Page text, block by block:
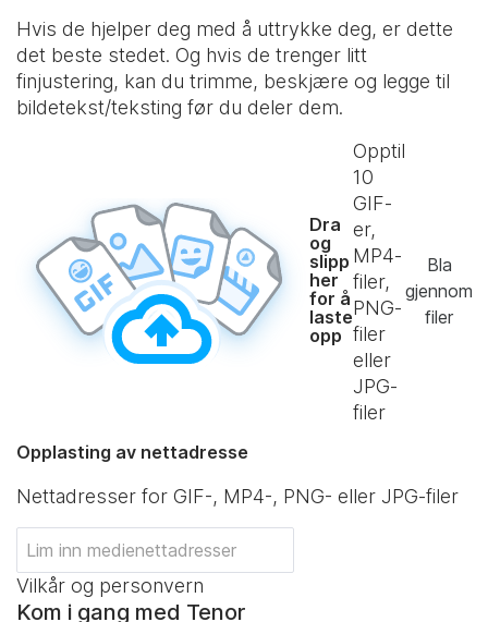
Hvis de hjelper deg med å uttrykke deg, er dette
det beste stedet. Og hvis de trenger litt
finjustering, kan du trimme, beskjære og legge til
bildetekst/teksting før du deler dem.
Dra
og
slipp
her
for å
laste
opp
Opptil
10
GIF-
er,
MP4-
filer,
PNG-
filer
eller
JPG-
filer
Bla
gjennom
filer
Opplasting av nettadresse
Nettadresser for GIF-, MP4-, PNG- eller JPG-filer
Vilkår og personvern
Kom i gang med Tenor